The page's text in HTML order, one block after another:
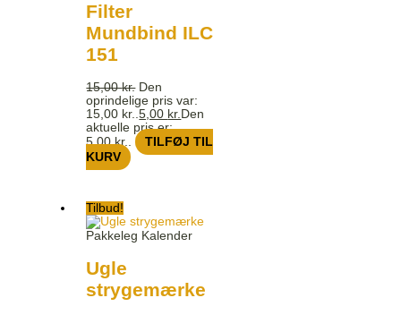
Filter
Mundbind ILC
151
15,00kr. Den
oprindelige pris var:
15,00 kr..5,00 kr. Den
aktuelle pris er:
5,00 kr..
TILFØJ TIL
KURV
Tilbud!
Pakkeleg Kalender
Ugle
strygemærke